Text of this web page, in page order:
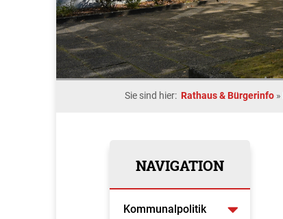
Sie sind hier: Rathaus & Bürgerinfo »
NAVIGATION
Kommunalpolitik